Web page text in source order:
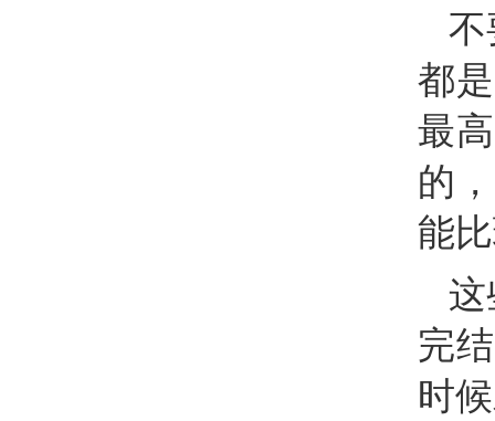
都
最
的
能
完
时